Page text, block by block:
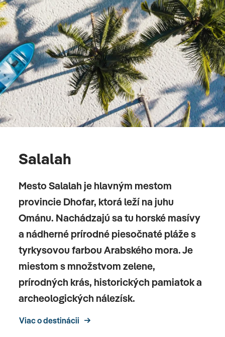
Salalah
Mesto Salalah je hlavným mestom
provincie Dhofar, ktorá leží na juhu
Ománu. Nachádzajú sa tu horské masívy
a nádherné prírodné piesočnaté pláže s
tyrkysovou farbou Arabského mora. Je
miestom s množstvom zelene,
prírodných krás, historických pamiatok a
archeologických nálezísk.
Viac o destinácii